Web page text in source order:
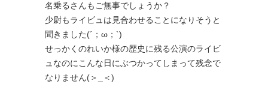
名乗るさんもご無事でしょうか？
少尉もライビュは見合わせることになりそうと
聞きました(´；ω；`)
せっかくのれいか様の歴史に残る公演のライビ
ュなのにこんな日にぶつかってしまって残念で
なりません(＞_＜)